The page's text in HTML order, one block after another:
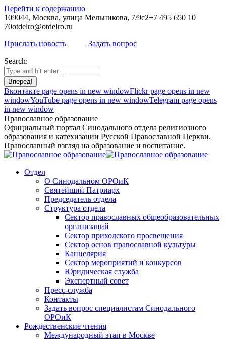
Перейти к содержанию
109044, Москва, улица Мельникова, 7/9с2+7 495 650 10
70otdelro@otdelro.ru
Прислать новость
Задать вопрос
Search:
Вконтакте page opens in new windowFlickr page opens in new
windowYouTube page opens in new windowTelegram page opens
in new window
Православное образование
Официальный портал Синодального отдела религиозного
образования и катехизации Русской Православной Церкви.
Православный взгляд на образование и воспитание.
Отдел
О Синодальном ОРОиК
Святейший Патриарх
Председатель отдела
Структура отдела
Сектор православных общеобразовательных
организаций
Сектор приходского просвещения
Сектор основ православной культуры
Канцелярия
Сектор мероприятий и конкурсов
Юридическая служба
Экспертный совет
Пресс-служба
Контакты
Задать вопрос специалистам Синодального
ОРОиК
Рождественские чтения
Международный этап в Москве